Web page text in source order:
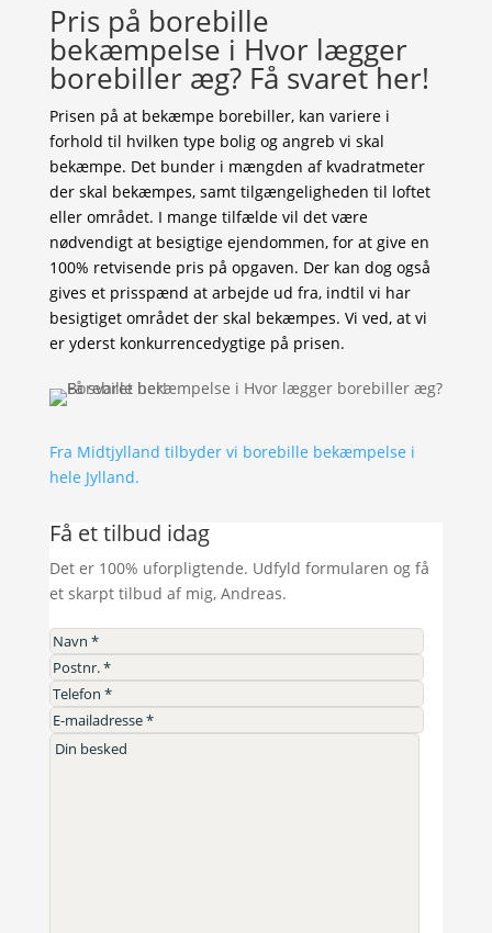
Pris på borebille
bekæmpelse i Hvor lægger
borebiller æg? Få svaret her!
Prisen på at bekæmpe borebiller, kan variere i
forhold til hvilken type bolig og angreb vi skal
bekæmpe. Det bunder i mængden af kvadratmeter
der skal bekæmpes, samt tilgængeligheden til loftet
eller området. I mange tilfælde vil det være
nødvendigt at besigtige ejendommen, for at give en
100% retvisende pris på opgaven. Der kan dog også
gives et prisspænd at arbejde ud fra, indtil vi har
besigtiget området der skal bekæmpes. Vi ved, at vi
er yderst konkurrencedygtige på prisen.
Fra Midtjylland tilbyder vi borebille bekæmpelse i
hele Jylland.
Få et tilbud idag
Det er 100% uforpligtende. Udfyld formularen og få
et skarpt tilbud af mig, Andreas.